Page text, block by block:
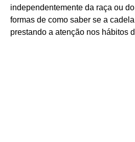
independentemente da raça ou
formas de como saber se a
prestando a atenção nos hábitos